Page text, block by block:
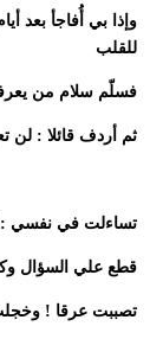
وإذا بي أُفاجأ بعد
للقلب
فسلّم سلام من
ثم أردف قائلا : لن
تساءلت في نفسي :
قطع علي السؤال
تصببت عرقا !